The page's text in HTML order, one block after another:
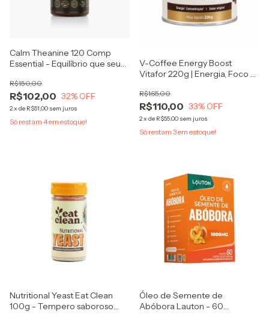
Calm Theanine 120 Comp
Essential - Equilíbrio que seu
R$102,00
R$150,00
32% OFF
2x de R$51,00 sem juros
Só restam 4em estoque!
V-Coffee Energy Boost
Vitafor 220g | Energia, Foco e
TCM e Taurina
R$110,00
R$165,00
33% OFF
2x de R$55,00 sem juros
Só restam 3em estoque!
Nutritional Yeast Eat Clean
100g - Tempero saboroso
Óleo de Semente de
Abóbora Lauton - 60